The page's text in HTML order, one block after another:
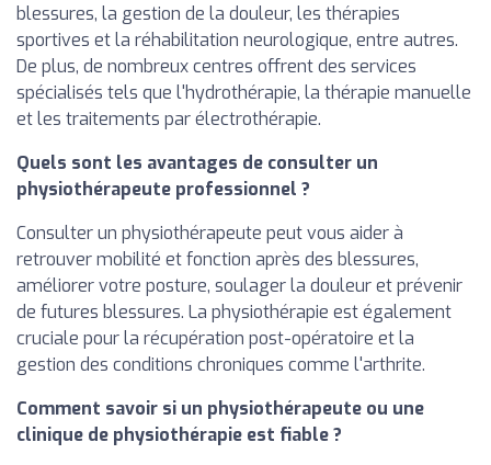
blessures, la gestion de la douleur, les thérapies
sportives et la réhabilitation neurologique, entre autres.
De plus, de nombreux centres offrent des services
spécialisés tels que l'hydrothérapie, la thérapie manuelle
et les traitements par électrothérapie.
Quels sont les avantages de consulter un
physiothérapeute professionnel ?
Consulter un physiothérapeute peut vous aider à
retrouver mobilité et fonction après des blessures,
améliorer votre posture, soulager la douleur et prévenir
de futures blessures. La physiothérapie est également
cruciale pour la récupération post-opératoire et la
gestion des conditions chroniques comme l'arthrite.
Comment savoir si un physiothérapeute ou une
clinique de physiothérapie est fiable ?